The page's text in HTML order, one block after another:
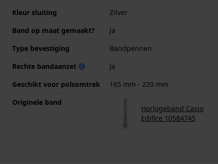
Kleur sluiting
Zilver
Band op maat gemaakt?
Ja
Type bevestiging
Bandpennen
Rechte bandaanzet
Ja
Geschikt voor polsomtrek
165 mm - 220 mm
Originele band
Horlogeband Casio
Edifice 10584745